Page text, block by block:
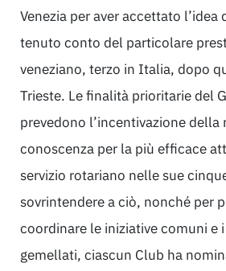
Venezia per aver accettato
tenuto conto del particolare
veneziano, terzo in Italia, dopo
Trieste. Le finalità prioritarie del
prevedono l’incentivazione della
conoscenza per la più efficace
servizio rotariano nelle sue
sovrintendere a ciò, nonché per
coordinare le iniziative comuni e
gemellati, ciascun Club ha